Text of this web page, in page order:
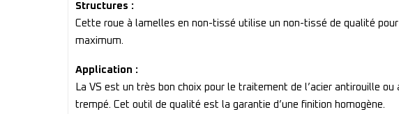
Structures :
Cette roue à lamelles en non-tissé utilise un non-tissé de qualité
maximum.
Application :
La VS est un très bon choix pour le traitement de l’acier antirouille
trempé. Cet outil de qualité est la garantie d’une finition homogène.